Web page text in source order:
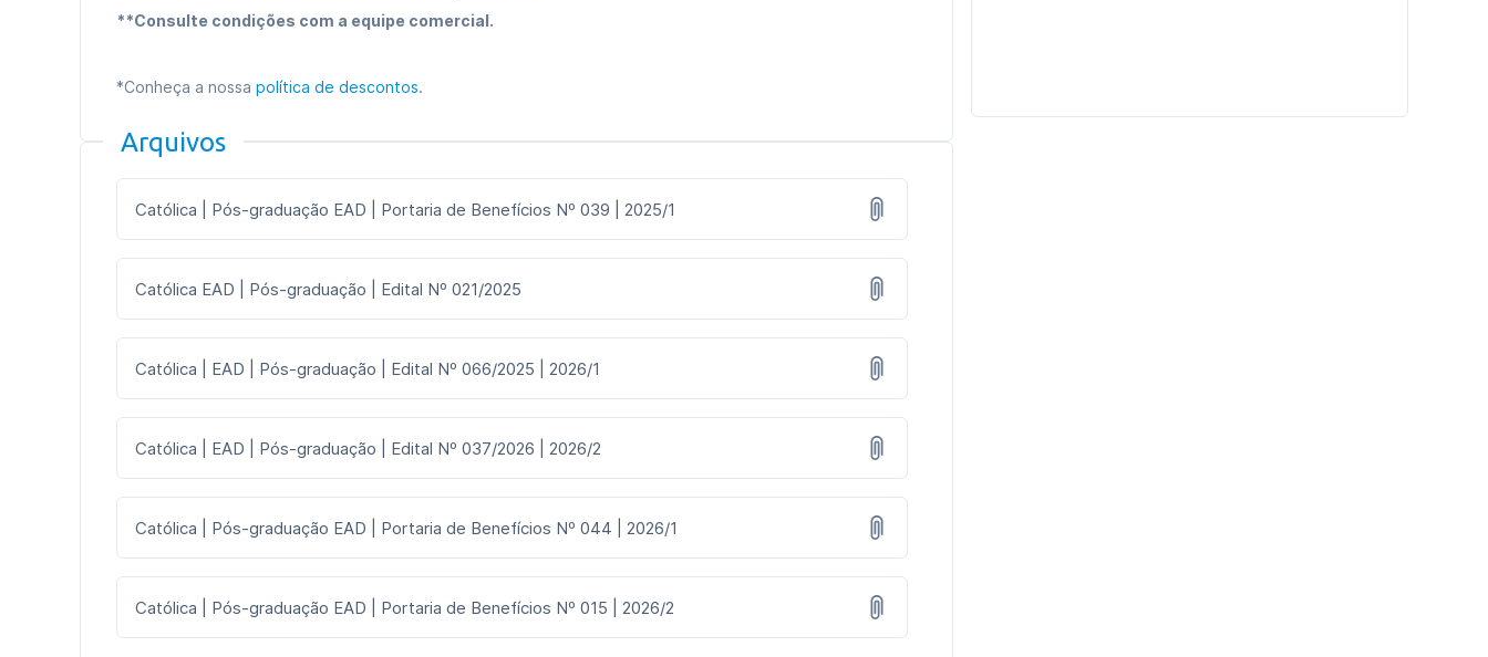
**Consulte condições com a equipe comercial.
*Conheça a nossa política de descontos.
Arquivos
Católica | Pós-graduação EAD | Portaria de Benefícios Nº 039 | 2025/1
Católica EAD | Pós-graduação | Edital Nº 021/2025
Católica | EAD | Pós-graduação | Edital Nº 066/2025 | 2026/1
Católica | EAD | Pós-graduação | Edital Nº 037/2026 | 2026/2
Católica | Pós-graduação EAD | Portaria de Benefícios Nº 044 | 2026/1
Católica | Pós-graduação EAD | Portaria de Benefícios Nº 015 | 2026/2